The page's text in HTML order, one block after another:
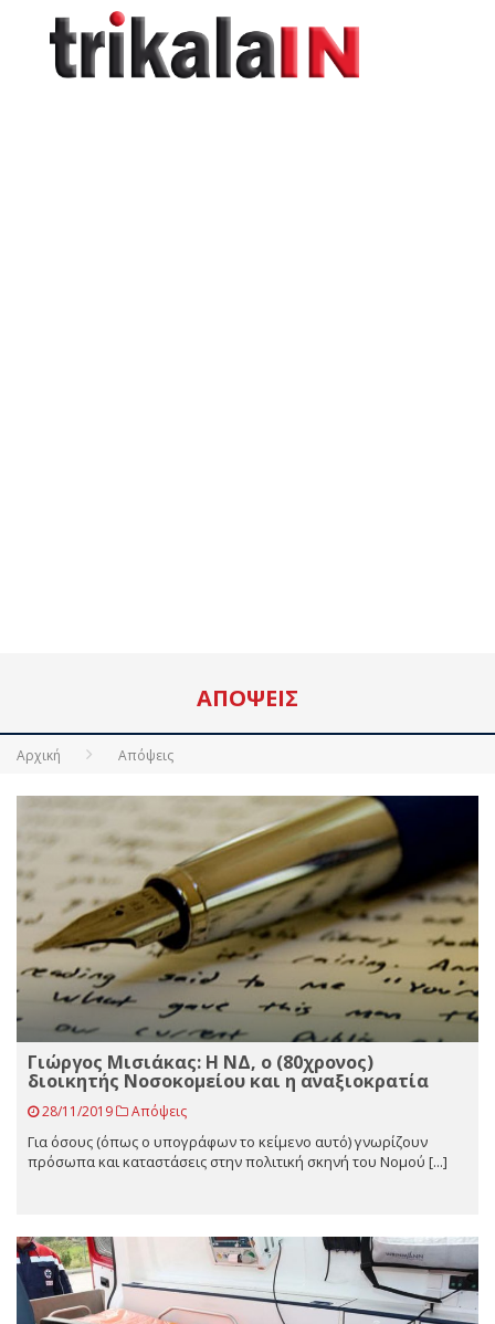
ΑΠΌΨΕΙΣ
Αρχική Απόψεις
Γιώργος Mισιάκας: Η ΝΔ, ο (80χρονος)
διοικητής Νοσοκομείου και η αναξιοκρατία
28/11/2019 Απόψεις
Για όσους (όπως ο υπογράφων το κείμενο αυτό) γνωρίζουν
πρόσωπα και καταστάσεις στην πολιτική σκηνή του Νομού [...]